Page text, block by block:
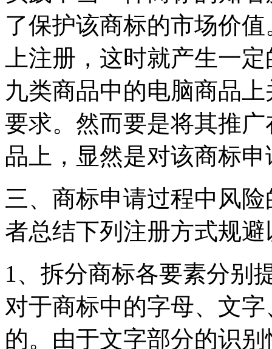
了保护该商标的市场价
上注册，这时就产生一
九类商品中的电脑商品
要求。然而要是将其推
品上，显然是对该商标
三、商标申请过程中风
者总结下列注册方式规
1、拆分商标各要素分别
对于商标中的字母、文
的。由于文字部分的识